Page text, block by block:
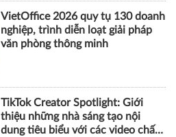
VietOffice 2026 quy tụ 130 doanh
nghiệp, trình diễn loạt giải pháp
văn phòng thông minh
TikTok Creator Spotlight: Giới
thiệu những nhà sáng tạo nội
dung tiêu biểu với các video chất